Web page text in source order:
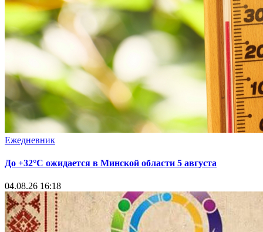
Ежедневник
До +32°С ожидается в Минской области 5 августа
04.08.26 16:18